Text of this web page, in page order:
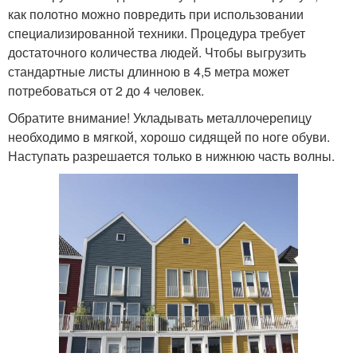
как полотно можно повредить при использовании
специализированной техники. Процедура требует
достаточного количества людей. Чтобы выгрузить
стандартные листы длинною в 4,5 метра может
потребоваться от 2 до 4 человек.
Обратите внимание! Укладывать металлочерепицу
необходимо в мягкой, хорошо сидящей по ноге обуви.
Наступать разрешается только в нижнюю часть волны.